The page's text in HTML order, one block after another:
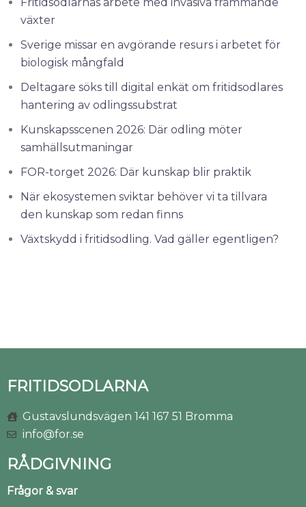
växter
Sverige missar en avgörande resurs i arbetet för
biologisk mångfald
Deltagare söks till digital enkät om fritidsodlares
hantering av odlingssubstrat
Kunskapsscenen 2026: Där odling möter
samhällsutmaningar
FOR-torget 2026: Där kunskap blir praktik
När ekosystemen sviktar behöver vi ta tillvara
den kunskap som redan finns
Växtskydd i fritidsodling. Vad gäller egentligen?
FRITIDSODLARNA
Gustavslundsvägen 141 167 51 Bromma
info@for.se
RÅDGIVNING
Frågor & svar